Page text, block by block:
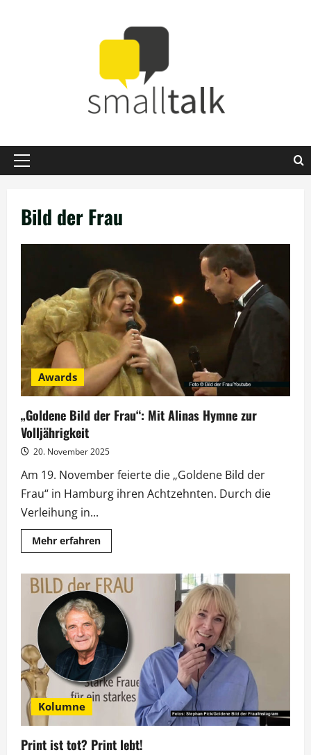
Primäres
Bild der Frau
Awards
„Goldene Bild der Frau“: Mit Alinas Hymne zur
Volljährigkeit
20. November 2025
Am 19. November feierte die „Goldene Bild der
Frau“ in Hamburg ihren Achtzehnten. Durch die
Verleihung in...
Mehr erfahrenMehr
Informationen
Bild
der
Frau“:
Mit
Alinas
Hymne
zur
Volljährigkeit
Kolumne
Print ist tot? Print lebt!